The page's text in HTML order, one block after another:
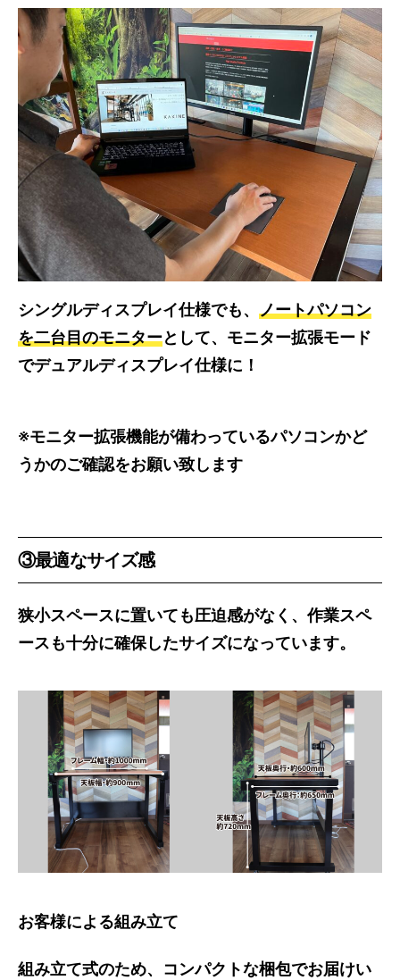
シングルディスプレイ仕様でも、 ノートパソコン
を二台目のモニターとして、モニター拡張モード
でデュアルディスプレイ仕様に！
※モニター拡張機能が備わっているパソコンかど
うかのご確認をお願い致します
③最適なサイズ感
狭小スペースに置いても圧迫感がなく、作業スペ
ースも十分に確保したサイズになっています。
お客様による組み立て
組み立て式のため、コンパクトな梱包でお届けい